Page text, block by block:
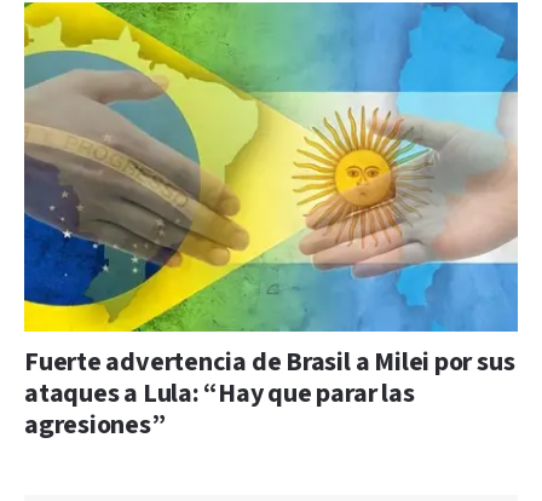
Fuerte advertencia de Brasil a Milei por sus
ataques a Lula: “Hay que parar las
agresiones”